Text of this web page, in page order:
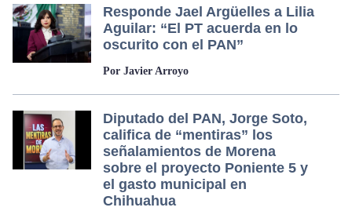
Responde Jael Argüelles a Lilia
Aguilar: “El PT acuerda en lo
oscurito con el PAN”
Por Javier Arroyo
Diputado del PAN, Jorge Soto,
califica de “mentiras” los
señalamientos de Morena
sobre el proyecto Poniente 5 y
el gasto municipal en
Chihuahua